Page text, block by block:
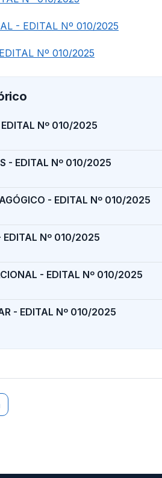
- EDITAL Nº 010/2025
Nº 010/2025
EDITAL Nº 010/2025
- EDITAL Nº 010/2025
- EDITAL Nº 010/2025
EDITAL Nº 010/2025
- EDITAL Nº 010/2025
- EDITAL Nº 010/2025